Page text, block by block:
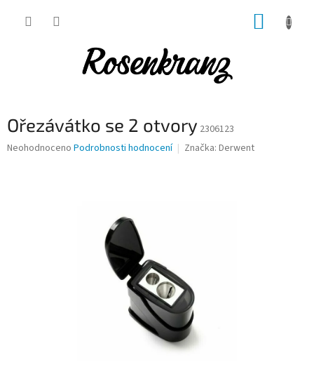
Ořezávátko se 2 otvory 2306123
Průměrné
Neohodnoceno Podrobnosti hodnocení Značka: Derwent